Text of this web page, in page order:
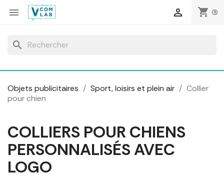
 shopping_cart (0)

search
Objets publicitaires Sport, loisirs et plein air
Collier
pour chien
COLLIERS POUR CHIENS
PERSONNALISÉS AVEC
LOGO
Panneau de gestion des cookies